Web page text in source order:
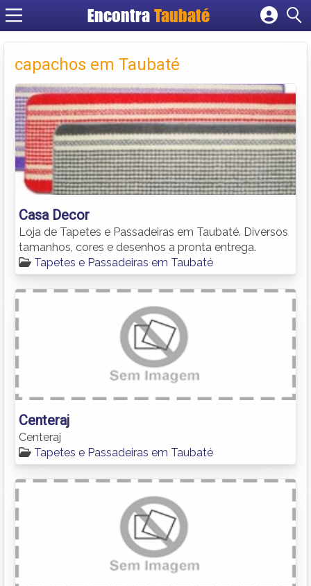
EncontraTaubaté
Cadastrar empresa
Criar conta
capachos em Taubaté
Casa Decor
Loja de Tapetes e Passadeiras em Taubaté. Diversos
tamanhos, cores e desenhos a pronta entrega.
Tapetes e Passadeiras em Taubaté
Centeraj
Centeraj
Tapetes e Passadeiras em Taubaté